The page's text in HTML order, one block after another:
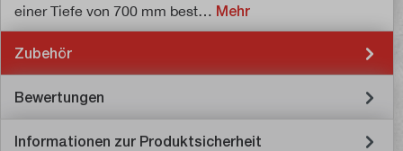
einer Tiefe von 700 mm best… Mehr
Zubehör
Bewertungen
Informationen zur Produktsicherheit